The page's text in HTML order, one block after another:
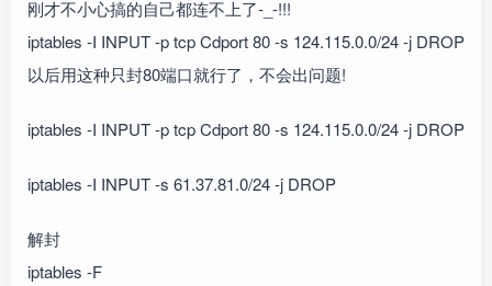
刚才不小心搞的自己都连不上了-_-!!!
iptables -I INPUT -p tcp Cdport 80 -s 124.115.0.0/24 -j DROP
以后用这种只封80端口就行了，不会出问题!
iptables -I INPUT -p tcp Cdport 80 -s 124.115.0.0/24 -j DROP
iptables -I INPUT -s 61.37.81.0/24 -j DROP
解封
iptables -F